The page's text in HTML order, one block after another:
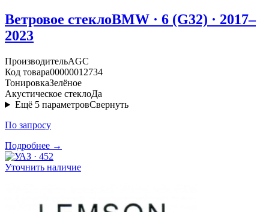
Ветровое стеклоBMW · 6 (G32) · 2017–
2023
ПроизводительAGC
Код товара00000012734
ТонировкаЗелёное
Акустическое стеклоДа
Ещё 5 параметровСвернуть
По запросу
Подробнее →
Уточнить наличие